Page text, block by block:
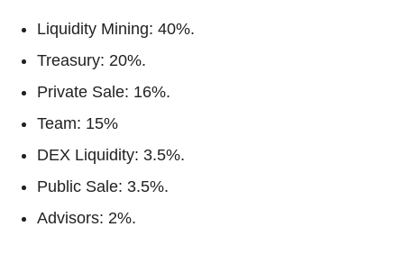
Liquidity Mining: 40%.
Treasury: 20%.
Private Sale: 16%.
Team: 15%
DEX Liquidity: 3.5%.
Public Sale: 3.5%.
Advisors: 2%.